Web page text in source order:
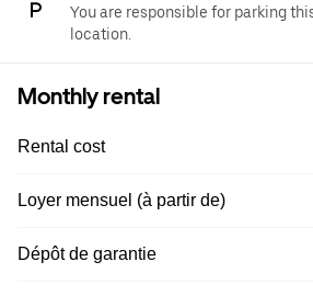
You are responsible for parking
location.
Monthly rental
Rental cost
Loyer mensuel (à partir de)
Dépôt de garantie